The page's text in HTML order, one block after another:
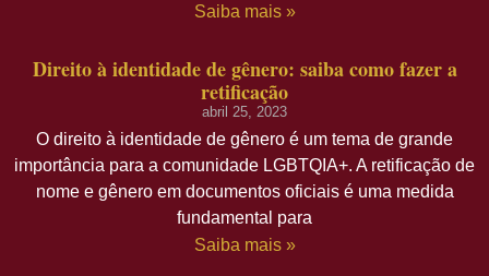
Saiba mais »
Direito à identidade de gênero: saiba como fazer a
retificação
abril 25, 2023
O direito à identidade de gênero é um tema de grande
importância para a comunidade LGBTQIA+. A retificação de
nome e gênero em documentos oficiais é uma medida
fundamental para
Saiba mais »